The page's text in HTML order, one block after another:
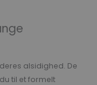
alsidighed. De
til et formelt